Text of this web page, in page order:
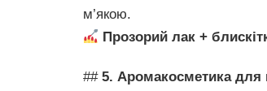
м’якою.
Прозорий лак +
## 5. Аромакосметика для